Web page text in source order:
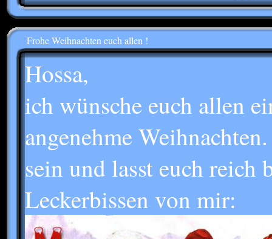
Frohe Weihnachten euch allen !
Hossa,
ich wünsche euch allen
angenehme
sein und lasst euch reich
Leckerbissen von mir: